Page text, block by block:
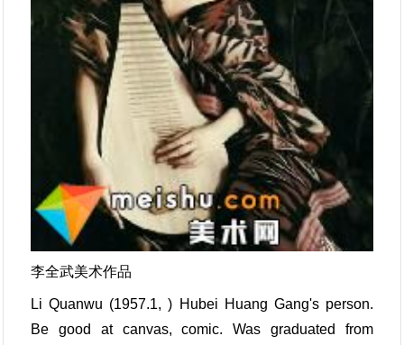
李全武美术作品
Li Quanwu (1957.1, ) Hubei Huang Gang's person.
Be good at canvas, comic. Was graduated from